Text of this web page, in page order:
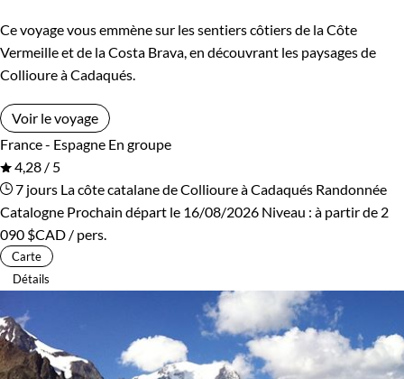
Ce voyage vous emmène sur les sentiers côtiers de la Côte
Vermeille et de la Costa Brava, en découvrant les paysages de
Collioure à Cadaqués.
Voir le voyage
France - Espagne En groupe
4,28 / 5
7 jours La côte catalane de Collioure à Cadaqués Randonnée
Catalogne Prochain départ le 16/08/2026 Niveau : à partir de 2
090 $CAD / pers.
Carte
Détails